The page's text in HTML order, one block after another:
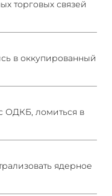
торговых связей
в оккупированный
ОДКБ, ломиться в
ядерное